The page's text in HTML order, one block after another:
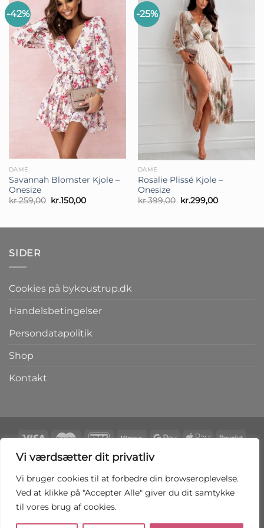
Vi værdsætter dit privatliv
Vi bruger cookies til at forbedre din browseroplevelse.
Ved at klikke på "Accepter Alle" giver du dit samtykke
til vores brug af cookies.
-42%
DAME
Savannah Blomster Kjole –
Onesize
kr.259,00 Den
oprindelige
kr.259,00.
kr.150,00Den
kr.150,00.
-25%
DAME
Rosalie Plissé Kjole –
Onesize
kr.399,00 Den
oprindelige
kr.399,00.
kr.299,00Den
kr.299,00.
SIDER
Cookies på bykoustrup.dk
Handelsbetingelser
Persondatapolitik
Shop
Kontakt
Copyright 2026 ©bykoustrup.dk
FORTRYD AFTALEN HER